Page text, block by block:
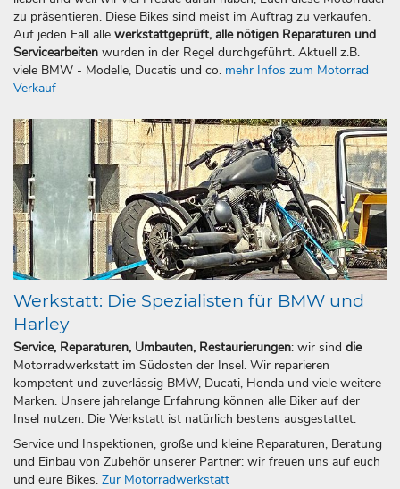
zu präsentieren. Diese Bikes sind meist im Auftrag zu verkaufen.
Auf jeden Fall alle werkstattgeprüft, alle nötigen Reparaturen und
Servicearbeiten wurden in der Regel durchgeführt. Aktuell z.B.
viele BMW - Modelle, Ducatis und co. mehr Infos zum Motorrad
Verkauf
Werkstatt: Die Spezialisten für BMW und
Harley
Service, Reparaturen, Umbauten, Restaurierungen: wir sind die
Motorradwerkstatt im Südosten der Insel. Wir reparieren
kompetent und zuverlässig BMW, Ducati, Honda und viele weitere
Marken. Unsere jahrelange Erfahrung können alle Biker auf der
Insel nutzen. Die Werkstatt ist natürlich bestens ausgestattet.
Service und Inspektionen, große und kleine Reparaturen, Beratung
und Einbau von Zubehör unserer Partner: wir freuen uns auf euch
und eure Bikes. Zur Motorradwerkstatt